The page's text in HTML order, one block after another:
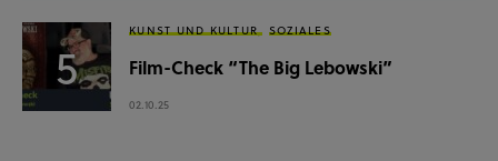
KUNST UND KULTUR SOZIALES
Film-Check “The Big Lebowski”
02.10.25